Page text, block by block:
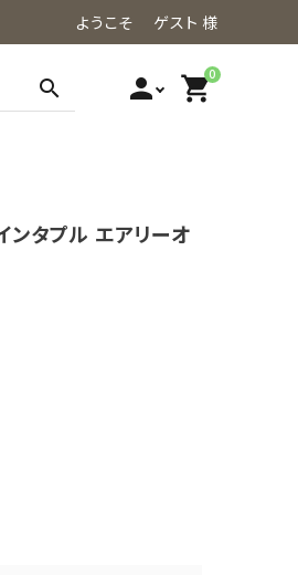
ようこそ ゲスト 様
search person 0
shopping_cart
タプル エアリーオ